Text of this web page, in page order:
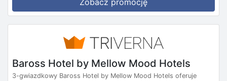
Baross Hotel by Mellow Mood Hotels
3-gwiazdkowy Baross Hotel by Mellow Mood Hotels oferuje